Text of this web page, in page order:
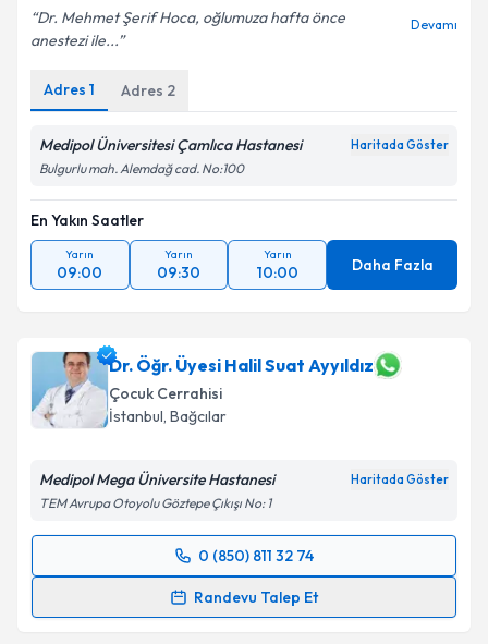
Dr. Mehmet Şerif Hoca, oğlumuza hafta önce
anestezi ile...
Devamı
Adres 1 Adres 2
Medipol Üniversitesi Çamlıca Hastanesi Haritada Göster
Bulgurlu mah. Alemdağ cad. No:100
En Yakın Saatler
Yarın
09:00
Yarın
09:30
Yarın
10:00 Daha Fazla
Dr. Öğr. Üyesi Halil Suat Ayyıldız
Çocuk Cerrahisi
İstanbul, Bağcılar
Medipol Mega Üniversite Hastanesi Haritada Göster
TEM Avrupa Otoyolu Göztepe Çıkışı No: 1
0 (850) 811 32 74
Randevu Talep Et
Randevu Takvimi Talebi